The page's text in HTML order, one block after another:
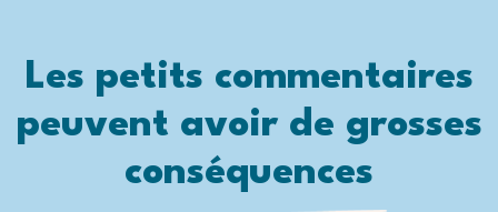
Les petits commentaires
peuvent avoir de grosses
conséquences